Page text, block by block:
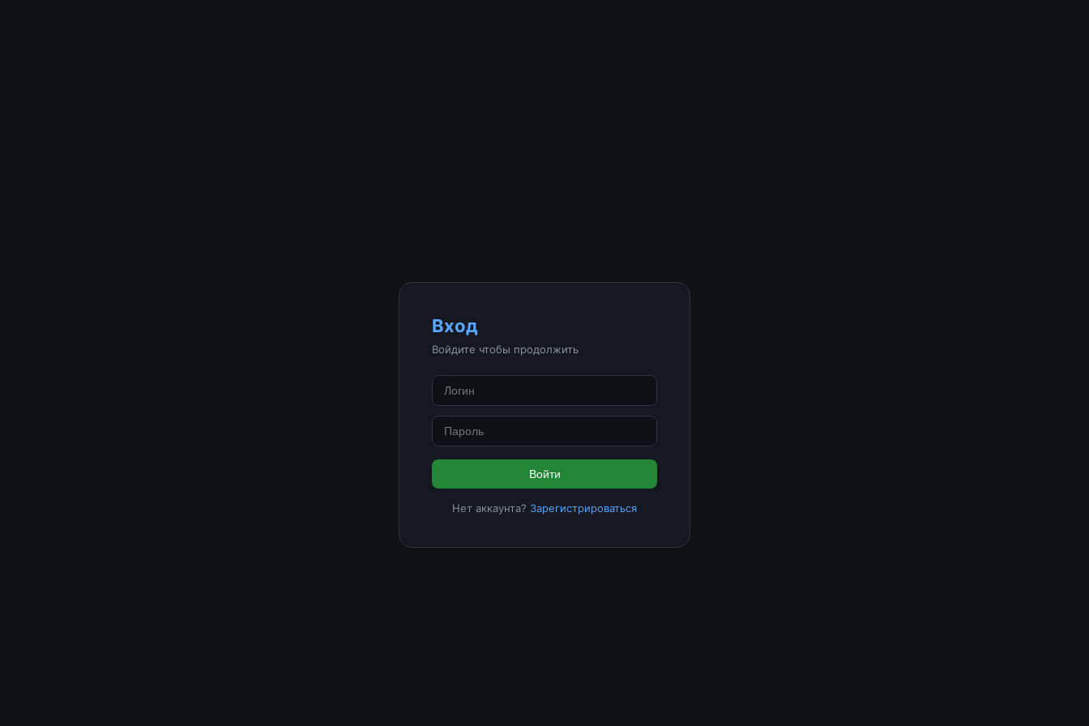
Вход
Войдите чтобы продолжить
Войти
Нет аккаунта? Зарегистрироваться